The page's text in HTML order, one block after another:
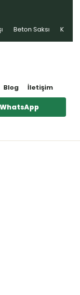
Beton Saksı Kablo
Blog İletişim
WhatsApp